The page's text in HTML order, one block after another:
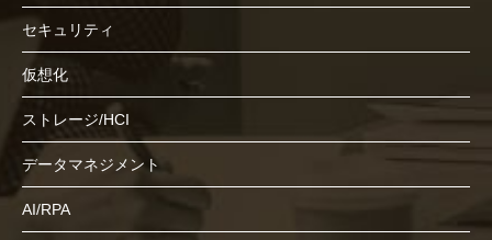
セキュリティ
仮想化
ストレージ/HCI
データマネジメント
AI/RPA